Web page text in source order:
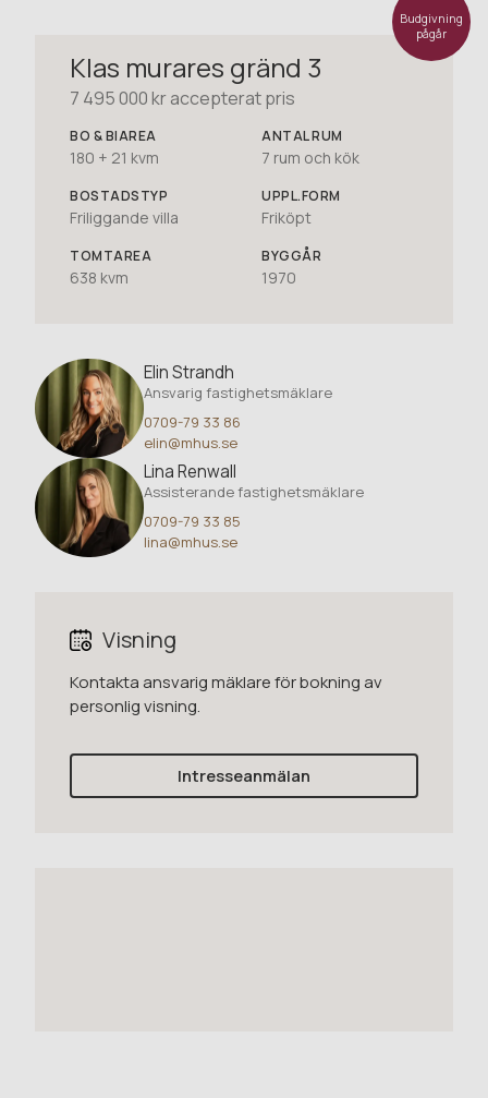
Budgivning
pågår
Klas murares gränd 3
7 495 000 kr accepterat pris
BO & BIAREA
180 + 21 kvm
ANTAL RUM
7 rum och kök
BOSTADSTYP
Friliggande villa
UPPL.FORM
Friköpt
TOMTAREA
638 kvm
BYGGÅR
1970
Elin Strandh
Ansvarig fastighetsmäklare
0709-79 33 86
elin@mhus.se
Lina Renwall
Assisterande fastighetsmäklare
0709-79 33 85
lina@mhus.se
Visning
Kontakta ansvarig mäklare för bokning av
personlig visning.
Intresseanmälan